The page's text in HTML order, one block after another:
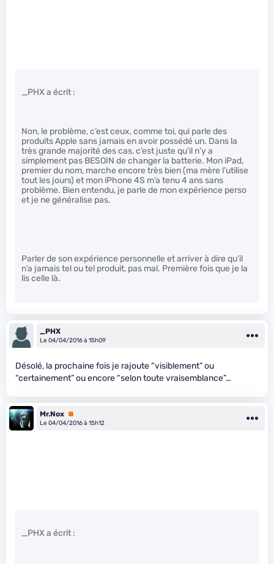
_PHX a écrit :
Non, le problème, c’est ceux, comme toi, qui parle des
produits Apple sans jamais en avoir possédé un. Dans la
très grande majorité des cas, c’est juste qu’il n’y a
simplement pas BESOIN de changer la batterie. Mon iPad,
premier du nom, marche encore très bien (ma mère l’utilise
tout les jours) et mon iPhone 4S m’a tenu 4 ans sans
problème. Bien entendu, je parle de mon expérience perso
et je ne généralise pas.
Parler de son expérience personnelle et arriver à dire qu’il
n’a jamais tel ou tel produit, pas mal. Première fois que je la
lis celle là.
_PHX
Le 04/04/2016 à 15h09
Désolé, la prochaine fois je rajoute “visiblement” ou
“certainement” ou encore “selon toute vraisemblance”…
Mr.Nox Premium
Le 04/04/2016 à 15h12
_PHX a écrit :